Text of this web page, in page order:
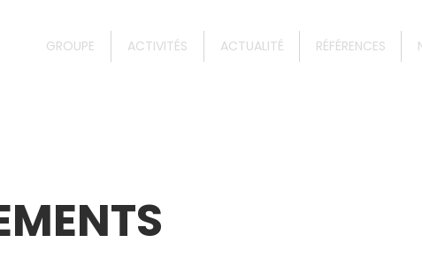
GROUPE ACTIVITÉS ACTUALITÉ RÉFÉRENCES